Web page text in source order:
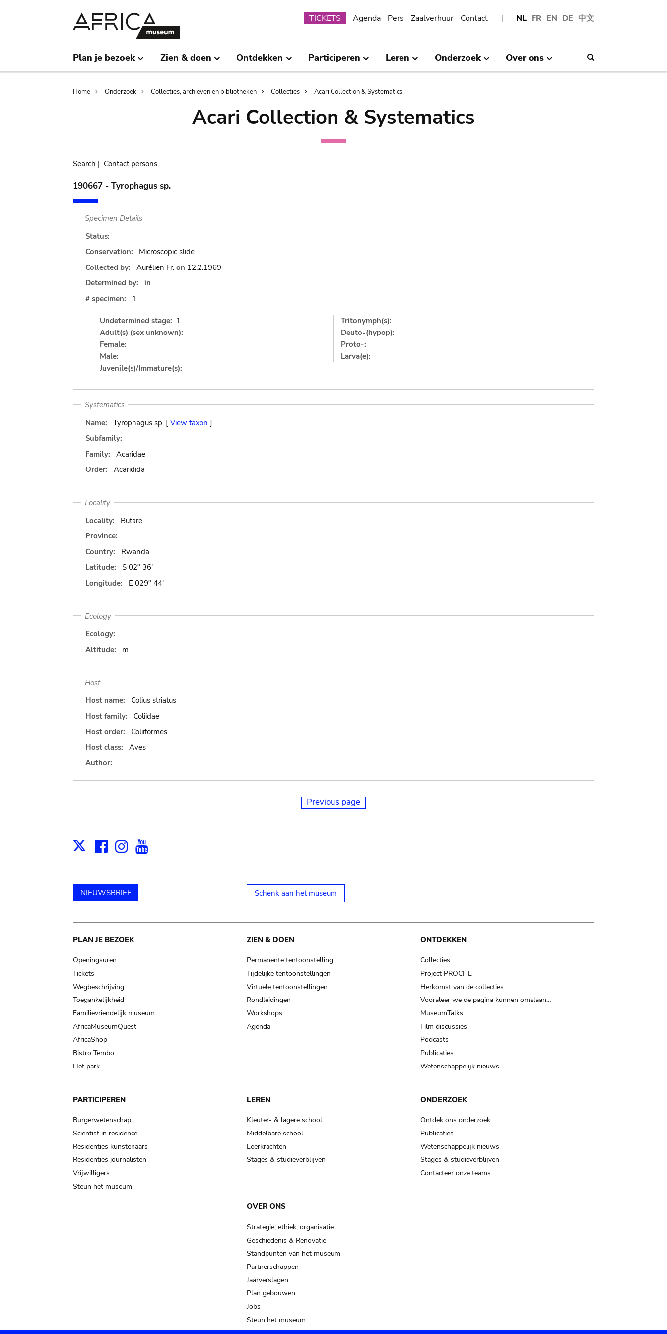
NL FR EN DE 中文
Submenu
TICKETS Agenda Pers Zaalverhuur Contact
Plan je bezoek Zien & doen Ontdekken Participeren Leren Onderzoek Over ons
Breadcrumb
Home Onderzoek Collecties, archieven en bibliotheken Collecties Acari Collection & Systematics
Acari Collection & Systematics
Search | Contact persons
190667 - Tyrophagus sp.
Specimen Details
Status:
Conservation:
Microscopic slide
Collected by:
Aurélien Fr. on 12.2.1969
Determined by:
in
# specimen:
1
Undetermined stage: 1
Adult(s) (sex unknown):
Female:
Male:
Juvenile(s)/Immature(s):
Tritonymph(s):
Deuto-(hypop):
Proto-:
Larva(e):
Systematics
Name:
Tyrophagus sp. [ View taxon ]
Subfamily:
Family:
Acaridae
Order:
Acaridida
Locality
Locality:
Butare
Province:
Country:
Rwanda
Latitude:
S 02° 36'
Longitude:
E 029° 44'
Ecology
Ecology:
Altitude:
m
Host
Host name:
Colius striatus
Host family:
Coliidae
Host order:
Coliiformes
Host class:
Aves
Author:
Previous page
X Facebook
Instagram
NIEUWSBRIEF Schenk aan het museum
Main
navigation
PLAN JE BEZOEK
Openingsuren
Tickets
Wegbeschrijving
Toegankelijkheid
Familievriendelijk museum
AfricaMuseumQuest
AfricaShop
Bistro Tembo
Het park
ZIEN & DOEN
Permanente tentoonstelling
Tijdelijke tentoonstellingen
Virtuele tentoonstellingen
Rondleidingen
Workshops
Agenda
ONTDEKKEN
Collecties
Project PROCHE
Herkomst van de collecties
Vooraleer we de pagina kunnen omslaan…
MuseumTalks
Film discussies
Podcasts
Publicaties
Wetenschappelijk nieuws
PARTICIPEREN
Burgerwetenschap
Scientist in residence
Residenties kunstenaars
Residenties journalisten
Vrijwilligers
Steun het museum
LEREN
Kleuter- & lagere school
Middelbare school
Leerkrachten
Stages & studieverblijven
ONDERZOEK
Ontdek ons onderzoek
Publicaties
Wetenschappelijk nieuws
Stages & studieverblijven
Contacteer onze teams
OVER ONS
Strategie, ethiek, organisatie
Geschiedenis & Renovatie
Standpunten van het museum
Partnerschappen
Jaarverslagen
Plan gebouwen
Jobs
Steun het museum